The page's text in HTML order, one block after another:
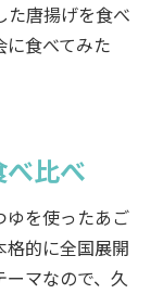
た唐揚げを食べ
に食べてみた
比べ
を使ったあご
格的に全国展開
マなので、久